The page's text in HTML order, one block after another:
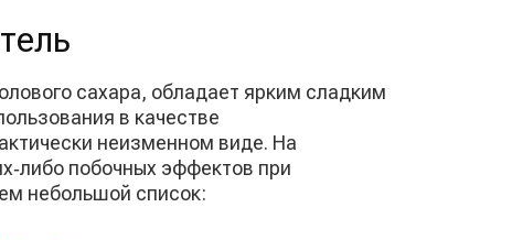
сахара, обладает ярким сладким
в качестве
неизменном виде. На
побочных эффектов при
небольшой список: